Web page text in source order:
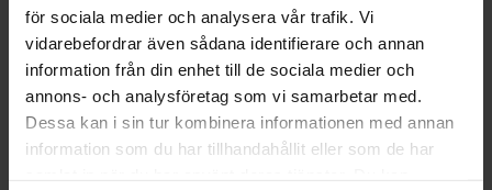
för sociala medier och analysera vår trafik. Vi
vidarebefordrar även sådana identifierare och annan
information från din enhet till de sociala medier och
annons- och analysföretag som vi samarbetar med.
Dessa kan i sin tur kombinera informationen med annan
information som du har tillhandahållit eller som de har